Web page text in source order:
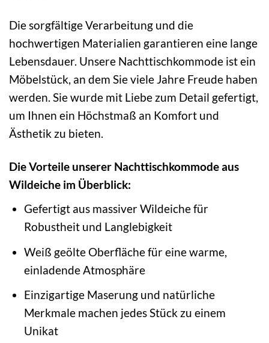
Die sorgfältige Verarbeitung und die
hochwertigen Materialien garantieren eine lange
Lebensdauer. Unsere Nachttischkommode ist ein
Möbelstück, an dem Sie viele Jahre Freude haben
werden. Sie wurde mit Liebe zum Detail gefertigt,
um Ihnen ein Höchstmaß an Komfort und
Ästhetik zu bieten.
Die Vorteile unserer Nachttischkommode aus
Wildeiche im Überblick:
Gefertigt aus massiver Wildeiche für
Robustheit und Langlebigkeit
Weiß geölte Oberfläche für eine warme,
einladende Atmosphäre
Einzigartige Maserung und natürliche
Merkmale machen jedes Stück zu einem
Unikat